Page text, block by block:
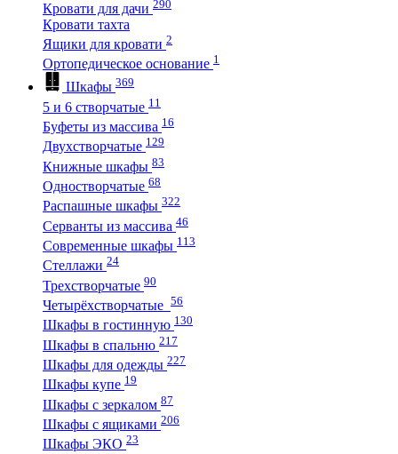
Кровати для дачи 290
Кровати тахта
Ящики для кровати 2
Ортопедическое основание 1
Шкафы 369
5 и 6 створчатые 11
Буфеты из массива 16
Двухстворчатые 129
Книжные шкафы 83
Одностворчатые 68
Распашные шкафы 322
Серванты из массива 46
Современные шкафы 113
Стеллажи 24
Трехстворчатые 90
Четырёхстворчатые 56
Шкафы в гостинную 130
Шкафы в спальню 217
Шкафы для одежды 227
Шкафы купе 19
Шкафы с зеркалом 87
Шкафы с ящиками 206
Шкафы ЭКО 23